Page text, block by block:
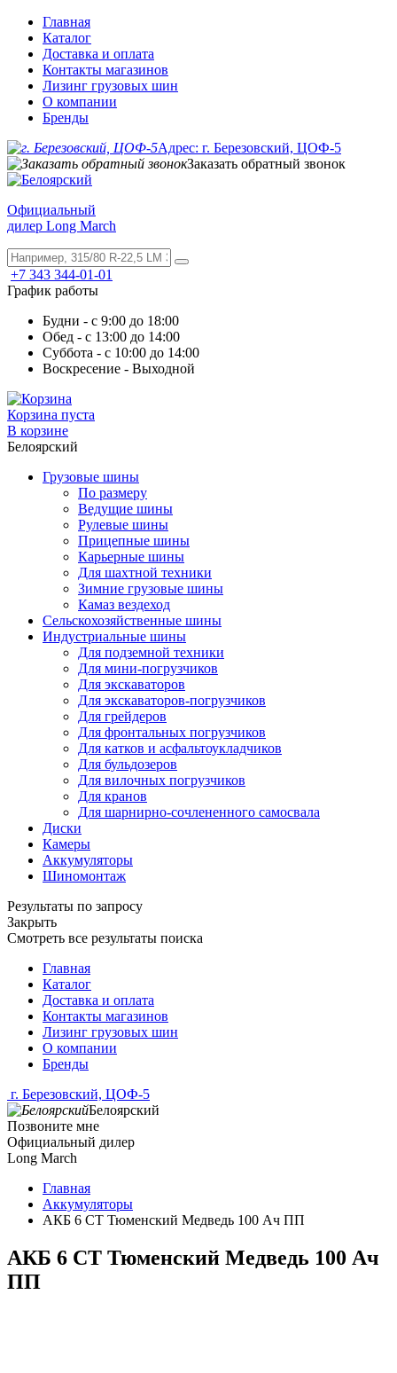
Главная
Каталог
Доставка и оплата
Контакты магазинов
Лизинг грузовых шин
О компании
Бренды
Адрес: г. Березовский, ЦОФ-5
Заказать обратный звонок
Официальный
дилер Long March
+7 343 344-01-01
График работы
Будни - с 9:00 до 18:00
Обед - с 13:00 до 14:00
Суббота - с 10:00 до 14:00
Воскресение - Выходной
Корзина пуста
В корзине
Белоярский
Грузовые шины
По размеру
Ведущие шины
Рулевые шины
Прицепные шины
Карьерные шины
Для шахтной техники
Зимние грузовые шины
Камаз вездеход
Сельскохозяйственные шины
Индустриальные шины
Для подземной техники
Для мини-погрузчиков
Для экскаваторов
Для экскаваторов-погрузчиков
Для грейдеров
Для фронтальных погрузчиков
Для катков и асфальтоукладчиков
Для бульдозеров
Для вилочных погрузчиков
Для кранов
Для шарнирно-сочлененного самосвала
Диски
Камеры
Аккумуляторы
Шиномонтаж
Результаты по запросу
Закрыть
Смотреть все результаты поиска
Главная
Каталог
Доставка и оплата
Контакты магазинов
Лизинг грузовых шин
О компании
Бренды
г. Березовский, ЦОФ-5
Белоярский
Позвоните мне
Официальный дилер
Long March
Главная
Аккумуляторы
АКБ 6 СТ Тюменский Медведь 100 Ач ПП
АКБ 6 СТ Тюменский Медведь 100 Ач
ПП